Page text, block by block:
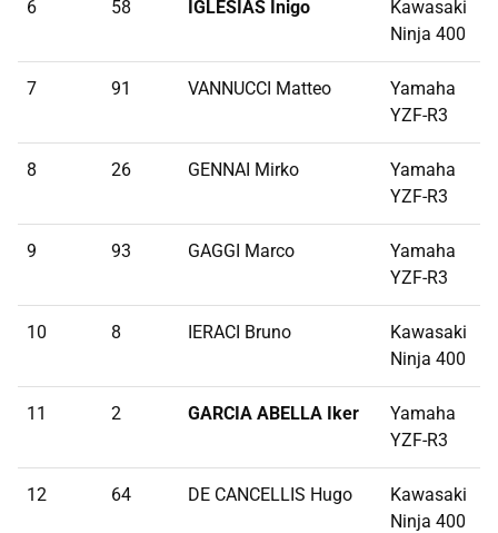
6 58 IGLESIAS Inigo
Kawasaki
Ninja 400
7 91 VANNUCCI Matteo
Yamaha
YZF-R3
8 26 GENNAI Mirko
Yamaha
YZF-R3
9 93 GAGGI Marco
Yamaha
YZF-R3
10 8 IERACI Bruno
Kawasaki
Ninja 400
11 2 GARCIA ABELLA Iker
Yamaha
YZF-R3
12 64 DE CANCELLIS Hugo
Kawasaki
Ninja 400